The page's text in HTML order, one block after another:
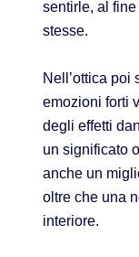
sentirle, al
stesse.
Nell’ottica poi
emozioni forti
degli effetti
un significato
anche un
oltre che una
interiore.